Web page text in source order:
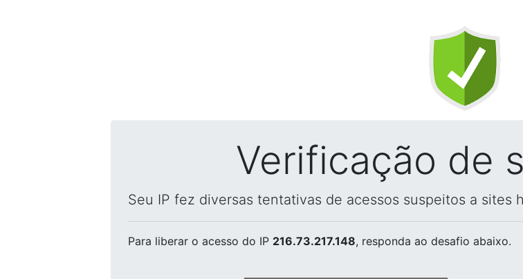
Verificação de
Seu IP fez diversas tentativas de acessos suspeitos a sites
Para liberar o acesso do IP 216.73.217.148, responda ao desafio abaixo.